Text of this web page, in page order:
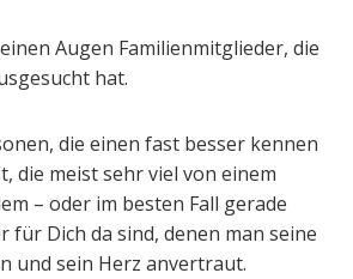
Augen Familienmitglieder, die
hat.
die einen fast besser kennen
die meist sehr viel von einem
– oder im besten Fall gerade
für Dich da sind, denen man seine
und sein Herz anvertraut.